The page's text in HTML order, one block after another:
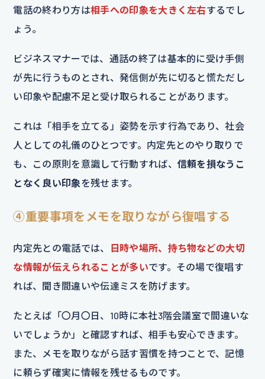
電話の終わり方は相手への印象を大きく左右するでし
ょう。
ビジネスマナーでは、通話の終了は基本的に受け手側
が先に行うものとされ、発信側が先に切ると慌ただし
い印象や配慮不足と受け取られることがあります。
これは「相手を立てる」姿勢を示す行為であり、社会
人としての礼儀のひとつです。内定先とのやり取りで
も、この原則を意識して行動すれば、 信頼を損なうこ
となく良い印象を残せます。
④重要事項をメモを取りながら復唱する
内定先との電話では、
日時や場所、持ち物などの大切
な情報が伝えられることが多いです。その場で復唱す
れば、聞き間違いや伝達ミスを防げます。
たとえば「〇月〇日、10時に本社3階会議室で間違いな
いでしょうか」と確認すれば、相手も安心できます。
また、メモを取りながら話す習慣を持つことで、記憶
に頼らず確実に情報を残せるものです。